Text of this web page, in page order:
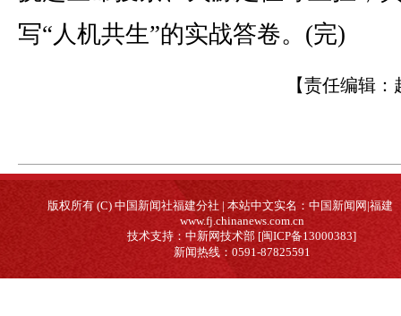
写“人机共生”的实战答卷。(完)
【责任编辑：
版权所有 (C) 中国新闻社福建分社 | 本站中文实名：中国新闻网|福建
www.fj.chinanews.com.cn
技术支持：中新网技术部 [闽ICP备13000383]
新闻热线：0591-87825591